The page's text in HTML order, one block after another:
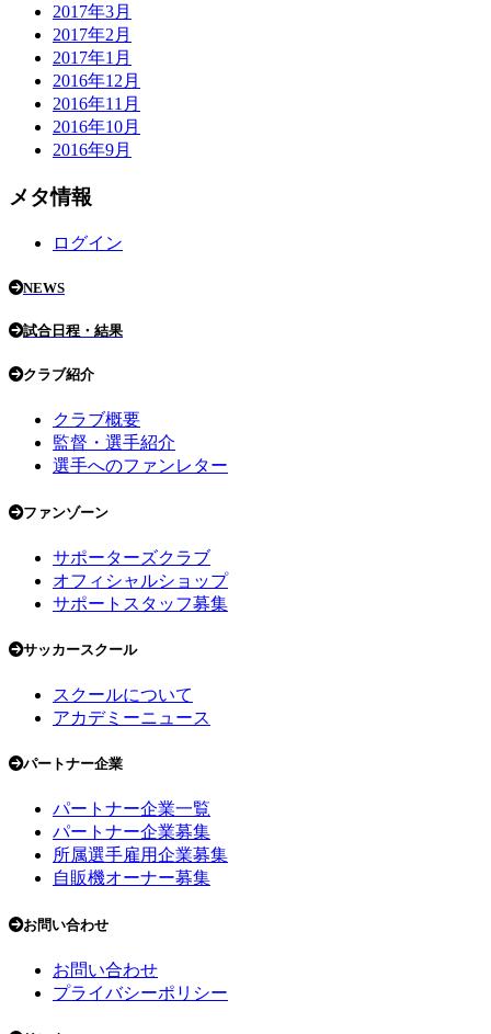
2017年3月
2017年2月
2017年1月
2016年12月
2016年11月
2016年10月
2016年9月
メタ情報
ログイン
NEWS
試合日程・結果
クラブ紹介
クラブ概要
監督・選手紹介
選手へのファンレター
ファンゾーン
サポーターズクラブ
オフィシャルショップ
サポートスタッフ募集
サッカースクール
スクールについて
アカデミーニュース
パートナー企業
パートナー企業一覧
パートナー企業募集
所属選手雇用企業募集
自販機オーナー募集
お問い合わせ
お問い合わせ
プライバシーポリシー